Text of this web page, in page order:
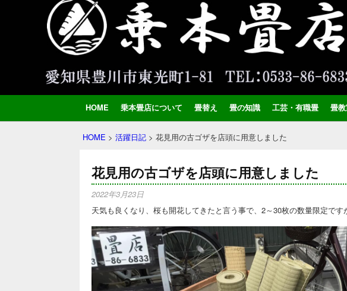
HOME 乗本畳店について 畳替え 畳の知識 工芸・有職畳 畳
HOME >活躍日記 >花見用の古ゴザを店頭に用意しました
花見用の古ゴザを店頭に用意しました
2022年3月23日
天気も良くなり、桜も開花してきたと言う事で、2～30枚の数量限定です